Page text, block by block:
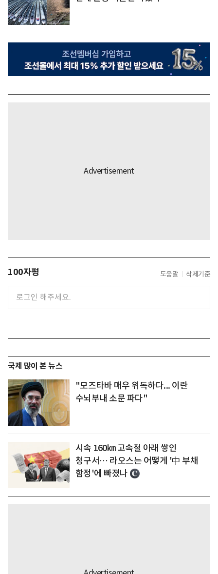
100자평 도움말 삭제기준
국제 많이 본 뉴스
"모즈타바 매우 위독하다... 이란
수뇌부내 소문 파다"
시속 160㎞ 고속철 아래 쌓인
청구서… 라오스는 어떻게 '中 부채
함정'에 빠졌나